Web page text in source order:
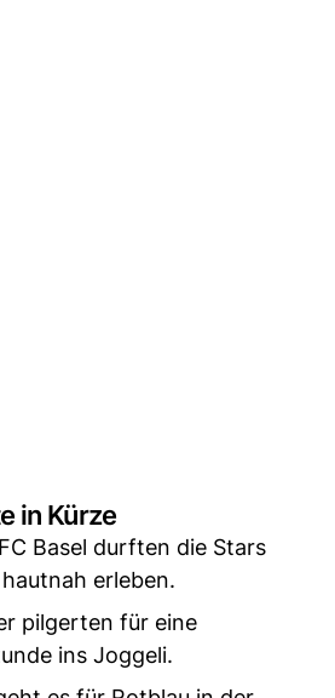
in Kürze
Basel durften die Stars
erleben.
pilgerten für eine
ins Joggeli.